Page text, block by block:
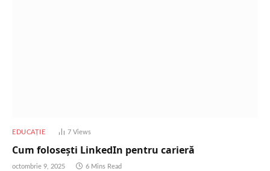
EDUCAȚIE 7Views
Cum folosești LinkedIn pentru carieră
octombrie 9, 2025 6 Mins Read